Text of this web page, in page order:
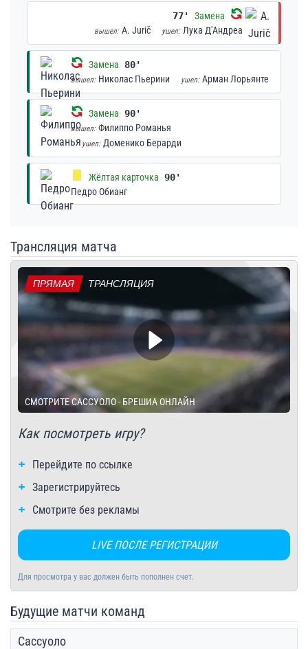
77' Замена
вышел: A. Jurič ушел: Лука Д'Андреа
Замена 80'
вышел: Николас Пьерини ушел: Арман Лорьянте
Замена 90'
вышел: Филиппо Романья
ушел: Доменико Берарди
Жёлтая карточка 90'
Педро Обианг
Трансляция матча
ПРЯМАЯ ТРАНСЛЯЦИЯ
СМОТРИТЕ САССУОЛО - БРЕШИА ОНЛАЙН
Как посмотреть игру?
Перейдите по ссылке
Зарегистрируйтесь
Смотрите без рекламы
LIVE ПОСЛЕ РЕГИСТРАЦИИ
Для просмотра у вас должен быть пополнен счет.
Будущие матчи команд
Сассуоло